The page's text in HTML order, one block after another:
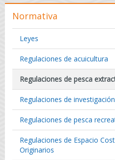
Normativa
Leyes
Regulaciones de acuicultura
Regulaciones de pesca
Regulaciones de
Regulaciones de pesca
Regulaciones de Espacio
Originarios